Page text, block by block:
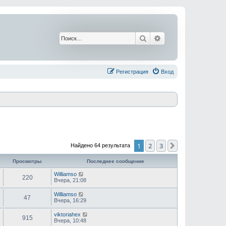
Поиск
Вход
Регистрация
Найдено 64 результата 1 2 3
Просмотры Последнее сообщение
220
Williamso
Вчера, 21:08
47
Williamso
Вчера, 16:29
915
viktoriahex
Вчера, 10:48